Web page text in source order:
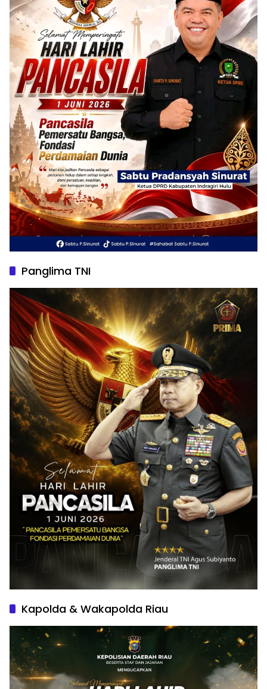
Panglima TNI
Kapolda & Wakapolda Riau